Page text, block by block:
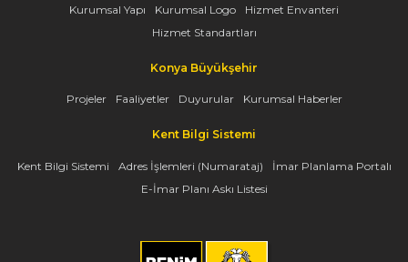
Kurumsal Yapı Kurumsal Logo
Hizmet Envanteri
Hizmet Standartları
Konya Büyükşehir
Projeler Faaliyetler Duyurular Kurumsal Haberler
Kent Bilgi Sistemi
Kent Bilgi Sistemi Adres İşlemleri (Numarataj)
İmar Planlama Portalı
E-İmar Planı Askı Listesi